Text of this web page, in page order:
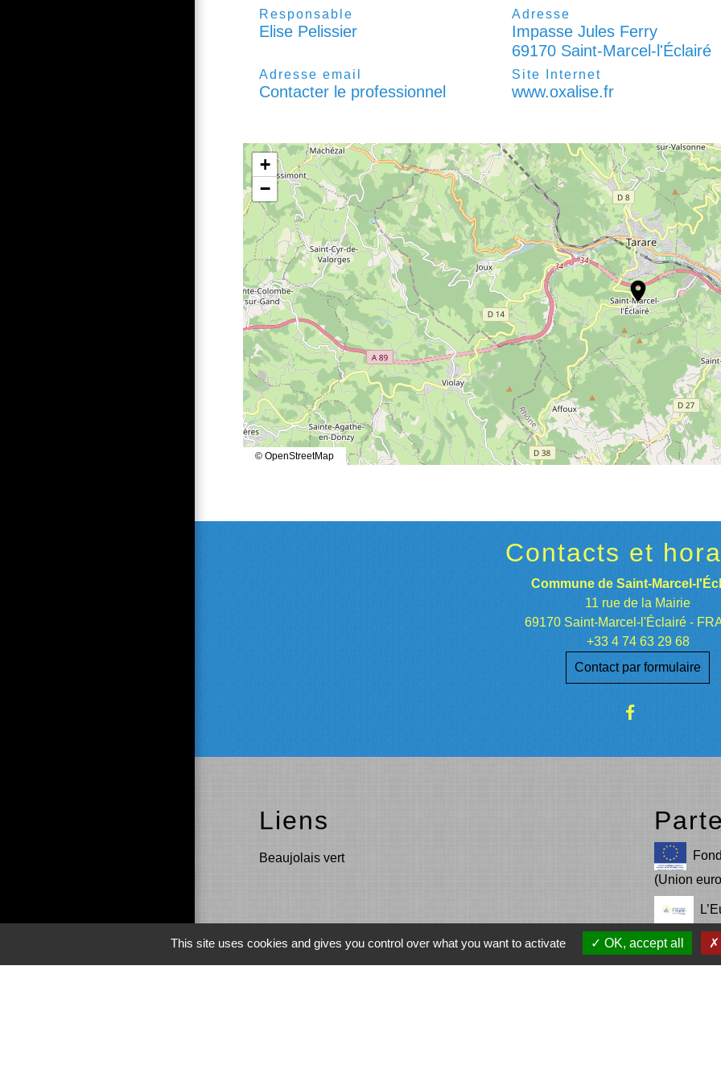
Responsable
Elise Pelissier
Adresse
Impasse Jules Ferry
69170 Saint-Marcel-l'Éclairé
Adresse email
Contacter le professionnel
Site Internet
www.oxalise.fr
location_on
+
−
© OpenStreetMap
Contacts et
Commune de Saint-Marcel-
11 rue de la Mairie
69170 Saint-Marcel-l'Éclairé -
+33 4 74 63 29 68
Contact par formulaire
Liens
Beaujolais vert
(Union
avec le
This site uses cookies and gives you control over what you want to activate OK, accept all